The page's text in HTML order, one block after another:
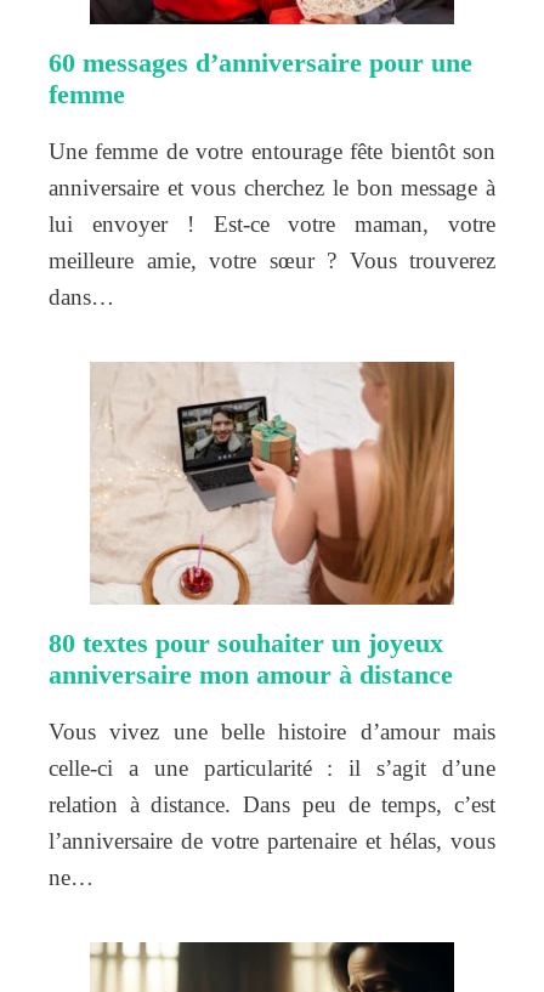
60 messages d’anniversaire pour une
femme
Une femme de votre entourage fête bientôt son
anniversaire et vous cherchez le bon message à
lui envoyer ! Est-ce votre maman, votre
meilleure amie, votre sœur ? Vous trouverez
dans…
80 textes pour souhaiter un joyeux
anniversaire mon amour à distance
Vous vivez une belle histoire d’amour mais
celle-ci a une particularité : il s’agit d’une
relation à distance. Dans peu de temps, c’est
l’anniversaire de votre partenaire et hélas, vous
ne…